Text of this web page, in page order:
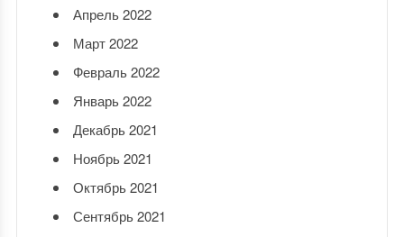
Апрель 2022
Март 2022
Февраль 2022
Январь 2022
Декабрь 2021
Ноябрь 2021
Октябрь 2021
Сентябрь 2021